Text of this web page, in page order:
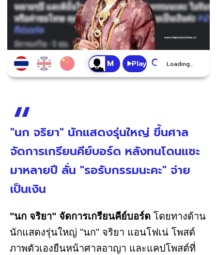
Play Loading...
"นก จริยา" นักแสดงรุ่นใหญ่ ขึ้นศาล
จัดการเกรียนคีย์บอร์ด หลังทนโดนแซะ
มาหลายปี ลั่น "รอรับกรรมนะคะ" จ่าย
เป็นเงิน
"นก จริยา" จัดการเกรียนคีย์บอร์ด โดยทางด้าน
นักแสดงรุ่นใหญ่ "นก" จริยา แอนโฟเน่ โพสต์
ภาพตัวเองยืนหน้าศาลอาญา และแคปโพสต์ที่